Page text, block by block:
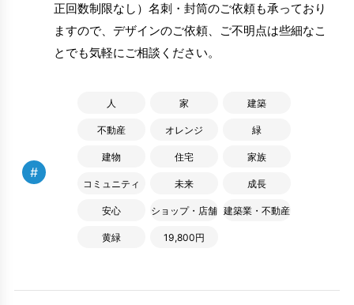
正回数制限なし）名刺・封筒のご依頼も承っており
ますので、デザインのご依頼、ご不明点は些細なこ
とでも気軽にご相談ください。
#
人 家 建築
不動産 オレンジ 緑
建物 住宅 家族
コミュニティ 未来 成長
安心 ショップ・店舗 建築業・不動産
黄緑 19,800円